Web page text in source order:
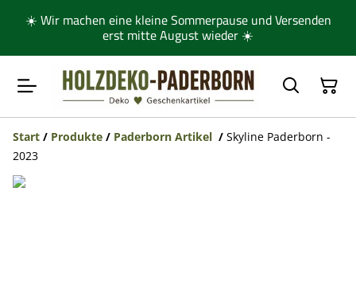
☀️ Wir machen eine kleine Sommerpause und Versenden
erst mitte August wieder ☀️
Start / Produkte / Paderborn Artikel / Skyline Paderborn -
2023